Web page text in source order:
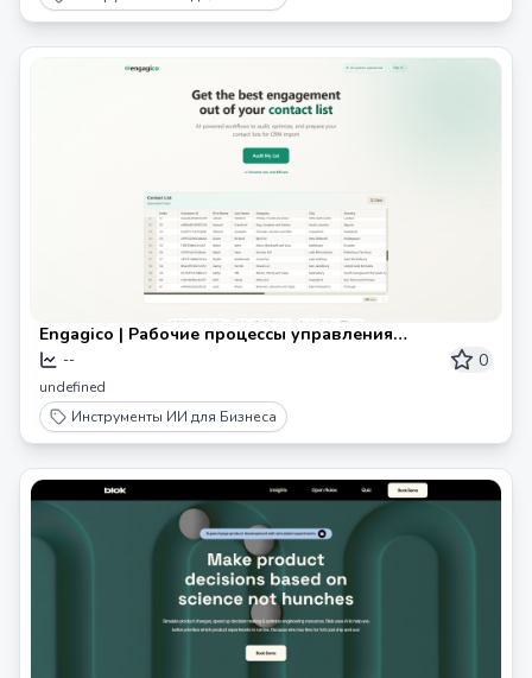
Engagico | Рабочие процессы управления
контактами
-- 0
undefined
Инструменты ИИ для Бизнеса